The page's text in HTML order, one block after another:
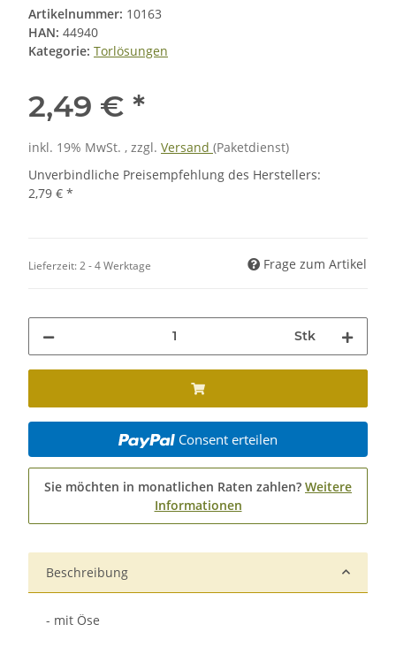
Artikelnummer: 10163
HAN: 44940
Kategorie: Torlösungen
2,49 € *
inkl. 19% MwSt. , zzgl. Versand (Paketdienst)
Unverbindliche Preisempfehlung des Herstellers:
2,79 € *
Lieferzeit:2 - 4 Werktage Frage zum Artikel
Stk
Consent erteilen
Sie möchten in monatlichen Raten zahlen? Weitere
Informationen
Beschreibung
- mit Öse